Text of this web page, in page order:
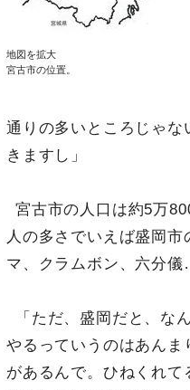
地図を拡大
宮古市の位置。
通りの多いところじゃ
きますし」
宮古市の人口は約5万
人の多さでいえば盛岡
マ、クラムボン、六分
「ただ、盛岡だと、な
やるっていうのはあん
があるんで。ひねくれ